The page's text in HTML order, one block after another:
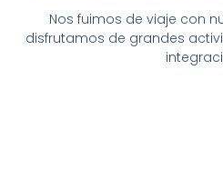
Nos fuimos de viaje con
disfrutamos de grandes